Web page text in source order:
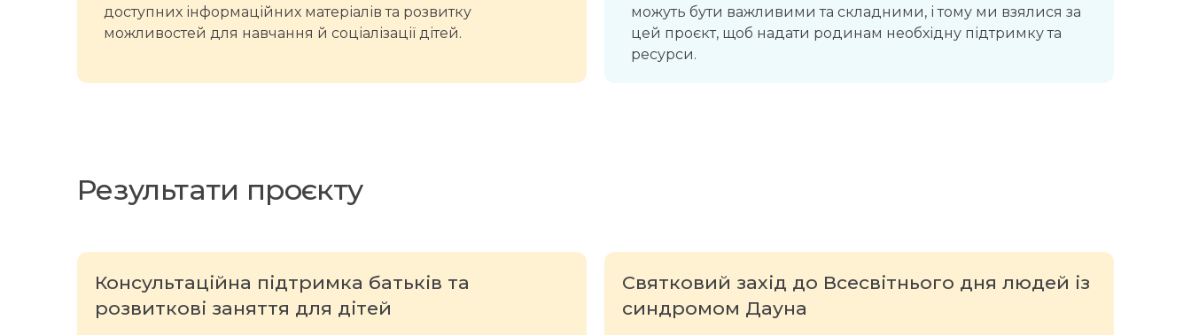
доступних інформаційних матеріалів та розвитку
можливостей для навчання й соціалізації дітей.
можуть бути важливими та складними, і тому ми взялися за
цей проєкт, щоб надати родинам необхідну підтримку та
ресурси.
Результати проєкту
Консультаційна підтримка батьків та
розвиткові заняття для дітей
Святковий захід до Всесвітнього дня людей із
синдромом Дауна